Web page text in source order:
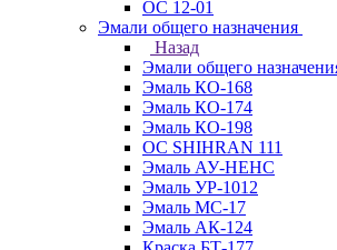
ОС 12-01
Эмали общего назначения
Назад
Эмали общего
Эмаль КО-168
Эмаль КО-174
Эмаль КО-198
ОС SHIHRAN 111
Эмаль АУ-НЕНС
Эмаль УР-1012
Эмаль МС-17
Эмаль АК-124